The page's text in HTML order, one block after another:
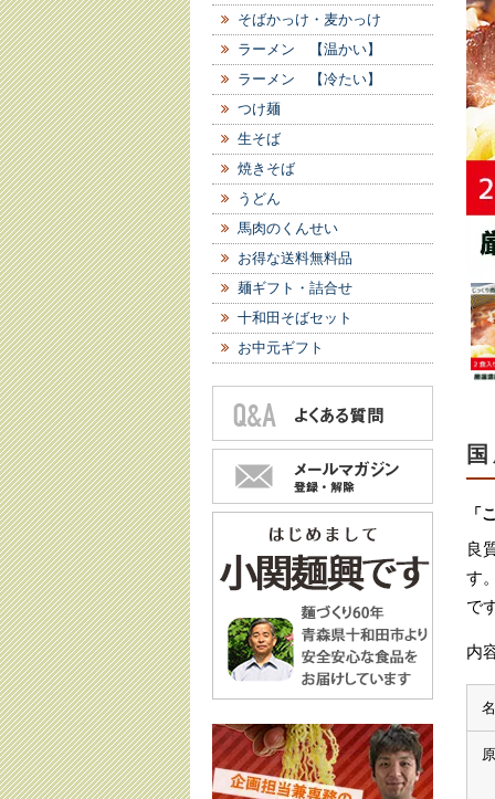
「
良
す
で
内
そばかっけ・麦かっけ
ラーメン 【温かい】
ラーメン 【冷たい】
つけ麺
生そば
焼きそば
うどん
馬肉のくんせい
お得な送料無料品
麺ギフト・詰合せ
十和田そばセット
お中元ギフト